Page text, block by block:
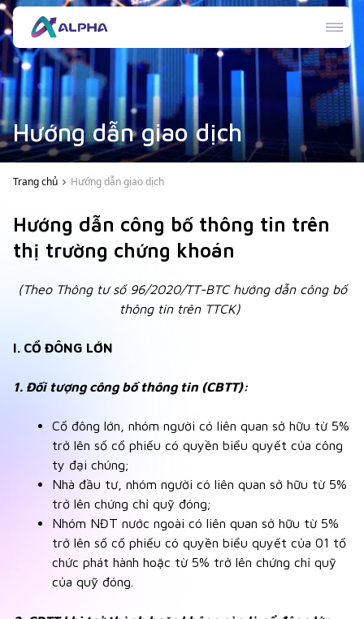
Hướng dẫn giao dịch
Trang chủ Hướng dẫn giao dịch
Hướng dẫn công bố thông tin trên
thị trường chứng khoán
(Theo Thông tư số 96/2020/TT-BTC hướng dẫn công bố
thông tin trên TTCK)
I. CỔ ĐÔNG LỚN
1. Đối tượng công bố thông tin (CBTT):
Cổ đông lớn, nhóm người có liên quan sở hữu từ 5%
trở lên số cổ phiếu có quyền biểu quyết của công
ty đại chúng;
Nhà đầu tư, nhóm người có liên quan sở hữu từ 5%
trở lên chứng chỉ quỹ đóng;
Nhóm NĐT nước ngoài có liên quan sở hữu từ 5%
trở lên số cổ phiếu có quyền biểu quyết của 01 tổ
chức phát hành hoặc từ 5% trở lên chứng chỉ quỹ
của quỹ đóng.